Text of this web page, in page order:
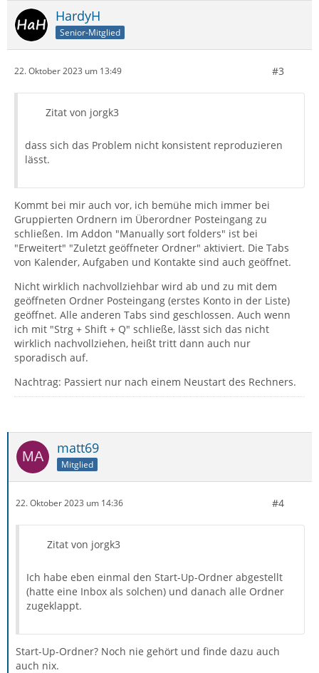
HardyH
Senior-Mitglied
22. Oktober 2023 um 13:49 #3
Zitat von jorgk3
dass sich das Problem nicht konsistent reproduzieren
lässt.
Kommt bei mir auch vor, ich bemühe mich immer bei
Gruppierten Ordnern im Überordner Posteingang zu
schließen. Im Addon "Manually sort folders" ist bei
"Erweitert" "Zuletzt geöffneter Ordner" aktiviert. Die Tabs
von Kalender, Aufgaben und Kontakte sind auch geöffnet.
Nicht wirklich nachvollziehbar wird ab und zu mit dem
geöffneten Ordner Posteingang (erstes Konto in der Liste)
geöffnet. Alle anderen Tabs sind geschlossen. Auch wenn
ich mit "Strg + Shift + Q" schließe, lässt sich das nicht
wirklich nachvollziehen, heißt tritt dann auch nur
sporadisch auf.
Nachtrag: Passiert nur nach einem Neustart des Rechners.
matt69
Mitglied
22. Oktober 2023 um 14:36 #4
Zitat von jorgk3
Ich habe eben einmal den Start-Up-Ordner abgestellt
(hatte eine Inbox als solchen) und danach alle Ordner
zugeklappt.
Start-Up-Ordner? Noch nie gehört und finde dazu auch
auch nix.